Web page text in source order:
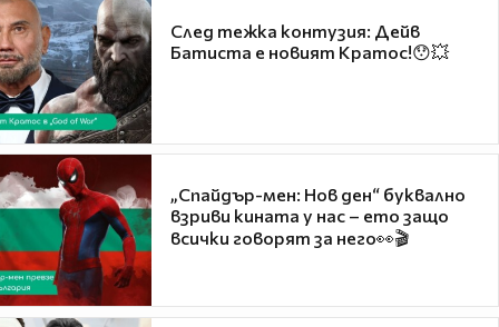
След тежка контузия: Дейв
Батиста е новият Кратос!😯💥
„Спайдър-мен: Нов ден“ буквално
взриви кината у нас – ето защо
всички говорят за него👀🎬